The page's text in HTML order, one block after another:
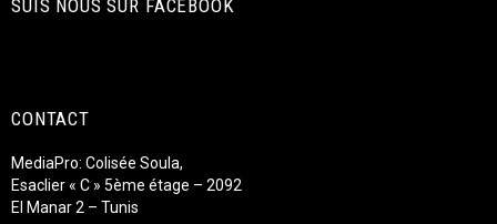
SUIS NOUS SUR FACEBOOK
CONTACT
MediaPro: Colisée Soula,
Esaclier « C » 5ème étage – 2092
El Manar 2 – Tunis